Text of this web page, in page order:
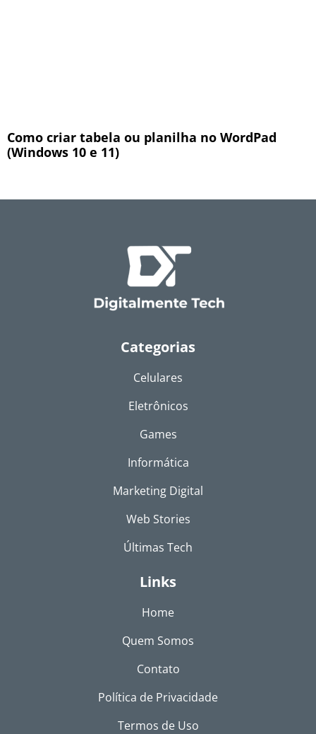
Como criar tabela ou planilha no WordPad
(Windows 10 e 11)
Categorias
Celulares
Eletrônicos
Games
Informática
Marketing Digital
Web Stories
Últimas Tech
Links
Home
Quem Somos
Contato
Política de Privacidade
Termos de Uso